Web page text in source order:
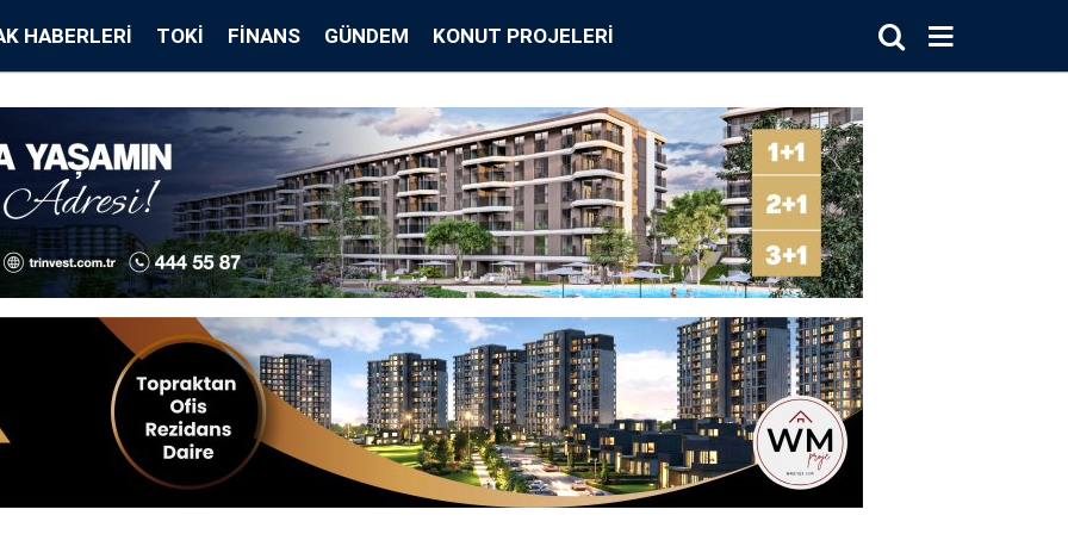
HABERLERI TOKİ FINANS GÜNDEM KONUT PROJELERI